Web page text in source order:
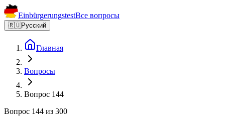
EinbürgerungstestВсе вопросы
🇷🇺Русский
Главная
Вопросы
Вопрос 144
Вопрос 144 из 300